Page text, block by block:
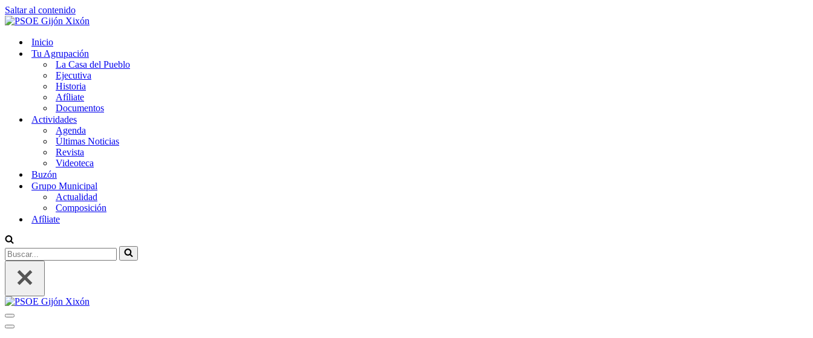
Saltar al contenido
Inicio
Tu Agrupación
La Casa del Pueblo
Ejecutiva
Historia
Afíliate
Documentos
Actividades
Agenda
Últimas Noticias
Revista
Videoteca
Buzón
Grupo Municipal
Actualidad
Composición
Afíliate
Buscar...
Menú
de
Menú